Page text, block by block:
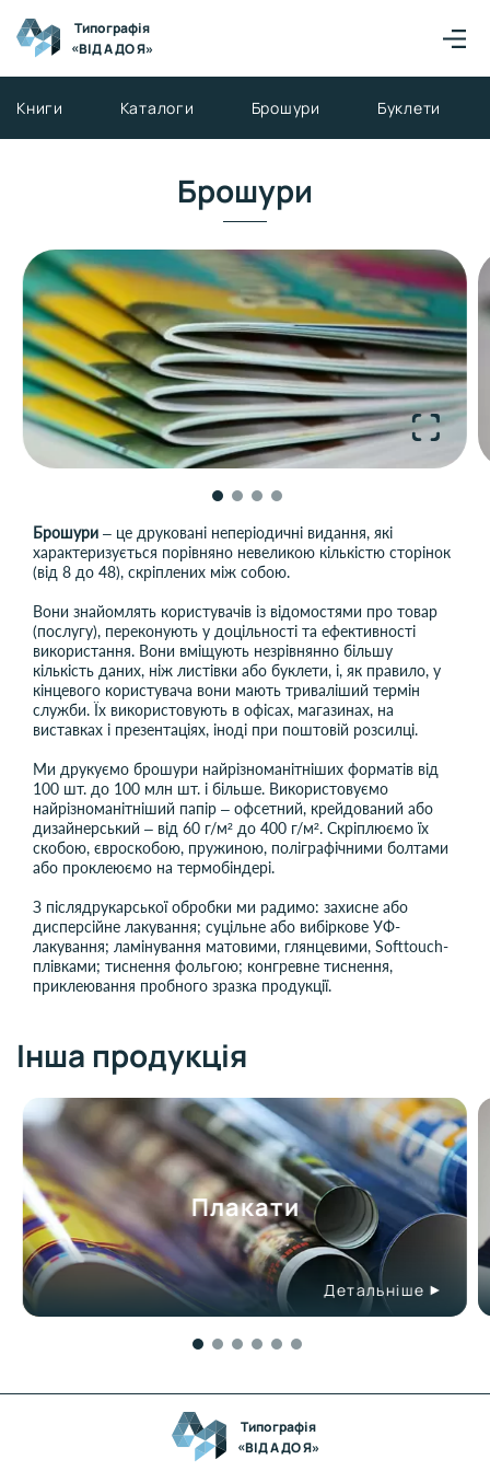
Типографія
«ВІД А ДО Я»
Книги Каталоги Брошури Буклети
Брошури
Брошури – це друковані неперіодичні видання, які
характеризується порівняно невеликою кількістю сторінок
(від 8 до 48), скріплених між собою.
Вони знайомлять користувачів із відомостями про товар
(послугу), переконують у доцільності та ефективності
використання. Вони вміщують незрівнянно більшу
кількість даних, ніж листівки або буклети, і, як правило, у
кінцевого користувача вони мають триваліший термін
служби. Їх використовують в офісах, магазинах, на
виставках і презентаціях, іноді при поштовій розсилці.
Ми друкуємо брошури найрізноманітніших форматів від
100 шт. до 100 млн шт. і більше. Використовуємо
найрізноманітніший папір – офсетний, крейдований або
дизайнерський – від 60 г/м² до 400 г/м². Скріплюємо їх
скобою, євроскобою, пружиною, поліграфічними болтами
або проклеюємо на термобіндері.
З післядрукарської обробки ми радимо: захисне або
дисперсійне лакування; суцільне або вибіркове УФ-
лакування; ламінування матовими, глянцевими, Softtouch-
плівками; тиснення фольгою; конгревне тиснення,
приклеювання пробного зразка продукції.
Інша продукція
Плакати
Детальніше
Типографія
«ВІД А ДО Я»